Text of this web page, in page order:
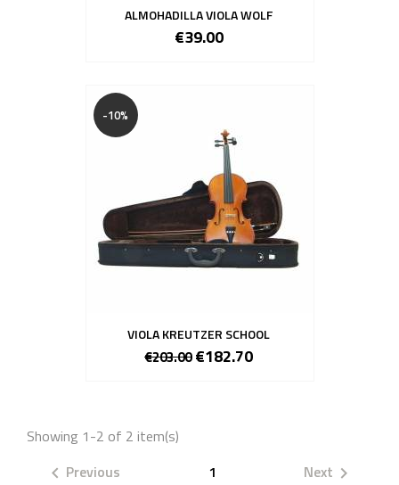
ALMOHADILLA VIOLA WOLF
€39.00
VIOLA KREUTZER SCHOOL
€203.00 €182.70
-10%
Showing 1-2 of 2 item(s)
 Previous 1 Next 